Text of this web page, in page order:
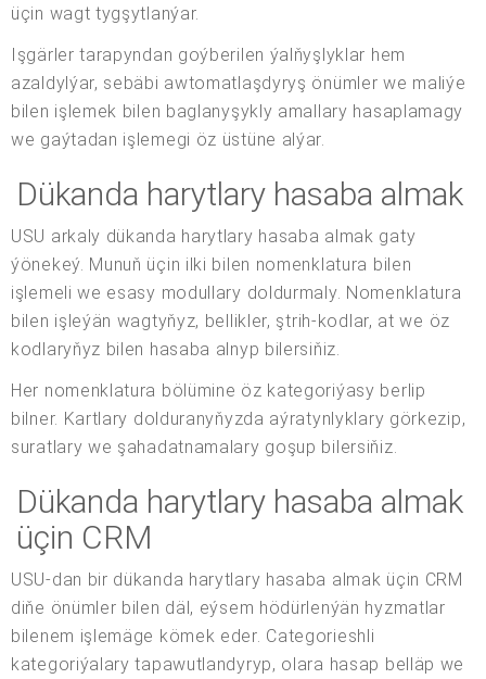
üçin wagt tygşytlanýar.
Işgärler tarapyndan goýberilen ýalňyşlyklar hem
azaldylýar, sebäbi awtomatlaşdyryş önümler we maliýe
bilen işlemek bilen baglanyşykly amallary hasaplamagy
we gaýtadan işlemegi öz üstüne alýar.
Dükanda harytlary hasaba almak
USU arkaly dükanda harytlary hasaba almak gaty
ýönekeý. Munuň üçin ilki bilen nomenklatura bilen
işlemeli we esasy modullary doldurmaly. Nomenklatura
bilen işleýän wagtyňyz, bellikler, ştrih-kodlar, at we öz
kodlaryňyz bilen hasaba alnyp bilersiňiz.
Her nomenklatura bölümine öz kategoriýasy berlip
bilner. Kartlary dolduranyňyzda aýratynlyklary görkezip,
suratlary we şahadatnamalary goşup bilersiňiz.
Dükanda harytlary hasaba almak
üçin CRM
USU-dan bir dükanda harytlary hasaba almak üçin CRM
diňe önümler bilen däl, eýsem hödürlenýän hyzmatlar
bilenem işlemäge kömek eder. Categorieshli
kategoriýalary tapawutlandyryp, olara hasap belläp we